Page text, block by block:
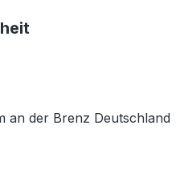
an der Brenz Deutschland